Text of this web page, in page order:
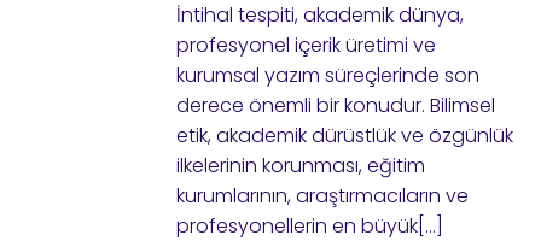
İntihal tespiti, akademik dünya,
profesyonel içerik üretimi ve
kurumsal yazım süreçlerinde son
derece önemli bir konudur. Bilimsel
etik, akademik dürüstlük ve özgünlük
ilkelerinin korunması, eğitim
kurumlarının, araştırmacıların ve
profesyonellerin en büyük[…]